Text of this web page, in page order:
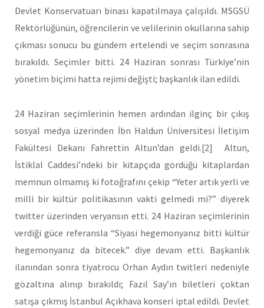
Devlet Konservatuarı binası kapatılmaya çalışıldı. MSGSÜ
Rektörlüğünün, öğrencilerin ve velilerinin okullarına sahip
çıkması sonucu bu gündem ertelendi ve seçim sonrasına
bırakıldı. Seçimler bitti. 24 Haziran sonrası Türkiye’nin
yönetim biçimi hatta rejimi değişti; başkanlık ilan edildi.
24 Haziran seçimlerinin hemen ardından ilginç bir çıkış
sosyal medya üzerinden İbn Haldun Üniversitesi İletişim
Fakültesi Dekanı Fahrettin Altun’dan geldi.[2] Altun,
İstiklal Caddesi’ndeki bir kitapçıda gördüğü kitaplardan
memnun olmamış ki fotoğrafını çekip “Yeter artık yerli ve
milli bir kültür politikasının vakti gelmedi mi?” diyerek
twitter üzerinden veryansın etti. 24 Haziran seçimlerinin
verdiği güce referansla “Siyasi hegemonyanız bitti kültür
hegemonyanız da bitecek.” diye devam etti. Başkanlık
ilanından sonra tiyatrocu Orhan Aydın twitleri nedeniyle
gözaltına alınıp bırakıldı; Fazıl Say’ın biletleri çoktan
satışa çıkmış İstanbul Açıkhava konseri iptal edildi. Devlet